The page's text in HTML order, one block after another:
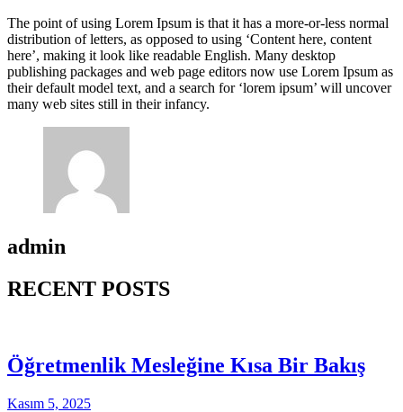
The point of using Lorem Ipsum is that it has a more-or-less normal
distribution of letters, as opposed to using ‘Content here, content
here’, making it look like readable English. Many desktop
publishing packages and web page editors now use Lorem Ipsum as
their default model text, and a search for ‘lorem ipsum’ will uncover
many web sites still in their infancy.
admin
RECENT POSTS
Öğretmenlik Mesleğine Kısa Bir Bakış
Kasım 5, 2025